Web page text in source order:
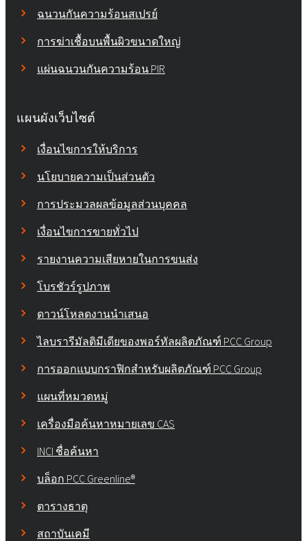
ฉนวนกันความร้อนสเปรย์
การฆ่าเชื้อบนพื้นผิวขนาดใหญ่
แผ่นฉนวนกันความร้อน PIR
แผนผังเว็บไซต์
เงื่อนไขการให้บริการ
นโยบายความเป็นส่วนตัว
การประมวลผลข้อมูลส่วนบุคคล
เงื่อนไขการขายทั่วไป
รายงานความเสียหายในการขนส่ง
โบรชัวร์รูปภาพ
ดาวน์โหลดงานนำเสนอ
ไลบรารีมัลติมีเดียของพอร์ทัลผลิตภัณฑ์ PCC Group
การออกแบบกราฟิกสำหรับผลิตภัณฑ์ PCC Group
แผนที่หมวดหมู่
เครื่องมือค้นหาหมายเลข CAS
INCI ชื่อค้นหา
บล็อก PCC Greenline®
ตารางธาตุ
สถาบันเคมี